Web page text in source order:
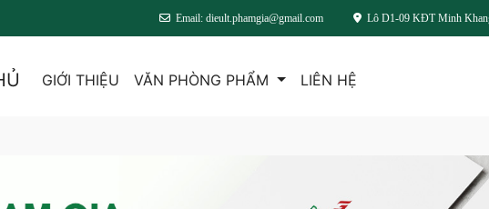
Email: dieult.phamgia@gmail.com Lô D1-09 KĐT Minh
GIỚI THIỆU VĂN PHÒNG PHẨM LIÊN HỆ